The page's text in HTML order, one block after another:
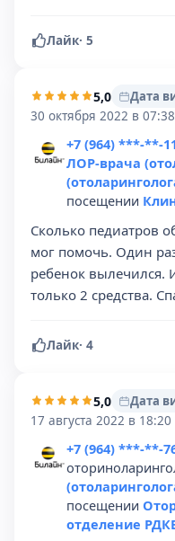
Лайк· 5
5,0
Дата
30 октября 2022 в 07:38
+7 (964) ***-**-11
ЛОР-врача
посещении
Сколько педиатров
мог помочь. Один
ребенок вылечился.
только 2 средства.
Лайк· 4
5,0
Дата
17 августа 2022 в 18:20
+7 (964) ***-**-
посещении
отделение